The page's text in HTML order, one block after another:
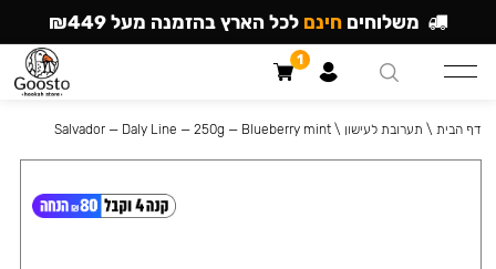
דף הבית \ תערובת לעישון \
Salvador — Daly Line — 250g — Blueberry mint
משלוחים חינם לכל הארץ בהזמנה מעל ₪449
1